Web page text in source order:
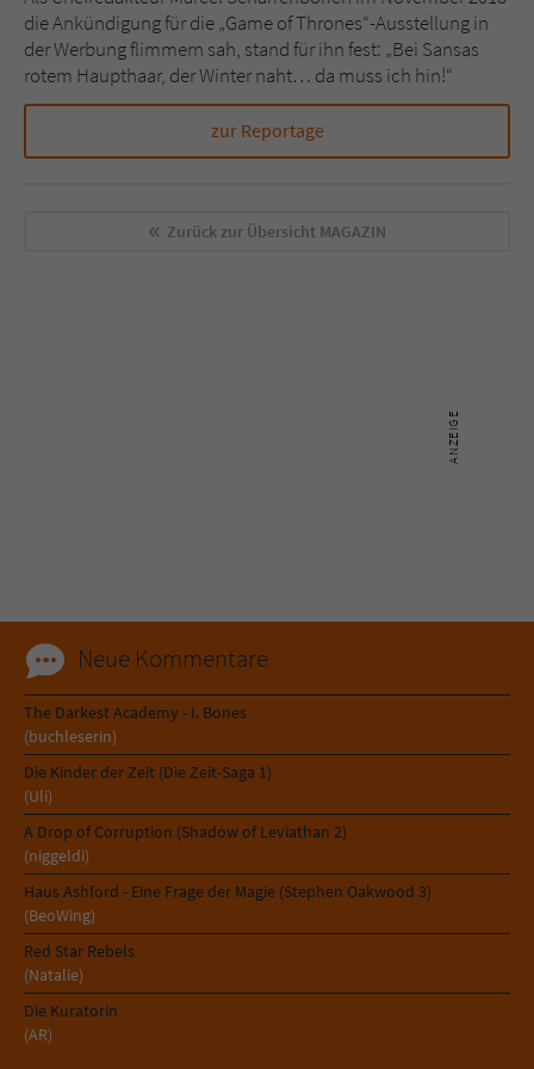
die Ankündigung für die „Game of Thrones“-Ausstellung in
der Werbung flimmern sah, stand für ihn fest: „Bei Sansas
rotem Haupthaar, der Winter naht… da muss ich hin!“
zur Reportage
Zurück zur Übersicht MAGAZIN
Neue Kommentare
The Darkest Academy - I. Bones
(buchleserin)
Die Kinder der Zeit (Die Zeit-Saga 1)
(Uli)
A Drop of Corruption (Shadow of Leviathan 2)
(niggeldi)
Haus Ashford - Eine Frage der Magie (Stephen Oakwood 3)
(BeoWing)
Red Star Rebels
(Natalie)
Die Kuratorin
(AR)
Sicherheitscode des Kontaktformulars zu
überprüfen.